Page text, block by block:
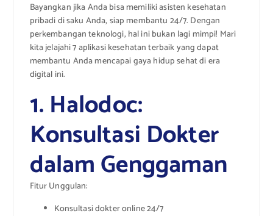
Bayangkan jika Anda bisa memiliki asisten kesehatan
pribadi di saku Anda, siap membantu 24/7. Dengan
perkembangan teknologi, hal ini bukan lagi mimpi! Mari
kita jelajahi 7 aplikasi kesehatan terbaik yang dapat
membantu Anda mencapai gaya hidup sehat di era
digital ini.
1. Halodoc:
Konsultasi Dokter
dalam Genggaman
Fitur Unggulan:
Konsultasi dokter online 24/7